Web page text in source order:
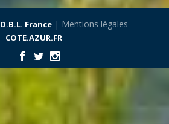
D.B.L. France| Mentions légales
COTE.AZUR.FR